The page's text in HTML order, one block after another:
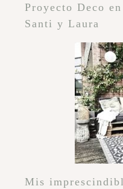
Proyecto Deco
Santi y Laura
Mis